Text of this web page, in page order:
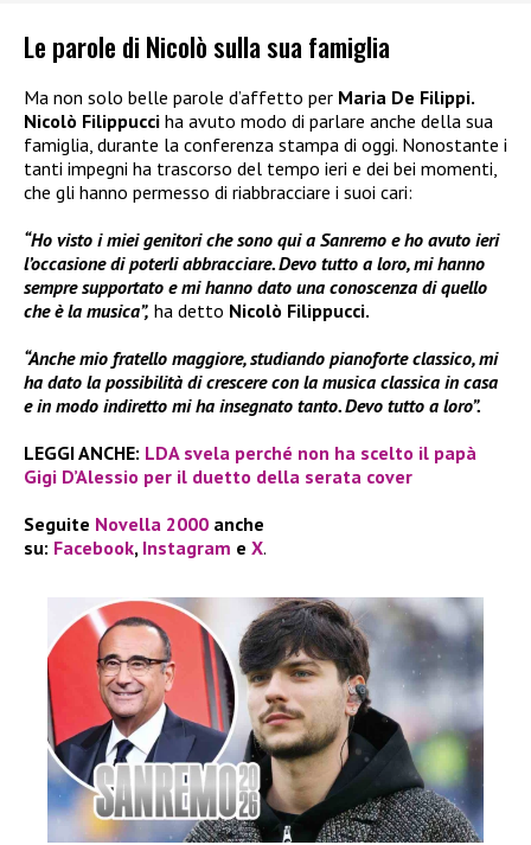
Le parole di Nicolò sulla sua famiglia
Ma non solo belle parole d’affetto per Maria De Filippi.
Nicolò Filippucci ha avuto modo di parlare anche della sua
famiglia, durante la conferenza stampa di oggi. Nonostante i
tanti impegni ha trascorso del tempo ieri e dei bei momenti,
che gli hanno permesso di riabbracciare i suoi cari:
“Ho visto i miei genitori che sono qui a Sanremo e ho avuto ieri
l’occasione di poterli abbracciare. Devo tutto a loro, mi hanno
sempre supportato e mi hanno dato una conoscenza di quello
che è la musica”, ha detto Nicolò Filippucci.
“Anche mio fratello maggiore, studiando pianoforte classico, mi
ha dato la possibilità di crescere con la musica classica in casa
e in modo indiretto mi ha insegnato tanto. Devo tutto a loro”.
LEGGI ANCHE: LDA svela perché non ha scelto il papà
Gigi D’Alessio per il duetto della serata cover
Seguite Novella 2000 anche
su: Facebook, Instagram e X.